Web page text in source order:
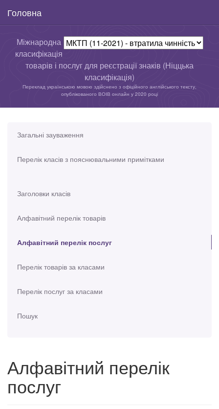
Головна
Міжнародна
класифікація
товарів і послуг для реєстрації знаків (Ніццька
класифікація)
Переклад українською мовою здійснено з офіційного англійського тексту,
опублікованого ВОІВ онлайн у 2020 році
Загальні зауваження
Перелік класів з пояснювальними примітками
Заголовки класів
Алфавітний перелік товарів
Алфавітний перелік послуг
Перелік товарів за класами
Перелік послуг за класами
Пошук
Алфавітний перелік
послуг